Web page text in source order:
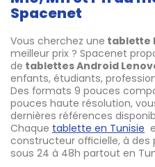
Spacenet
Vous cherchez une tablette
meilleur prix ? Spacenet
de tablettes Android
enfants, étudiants,
Des formats 9 pouces
pouces haute résolution,
dernières références
Chaque tablette en Tunisie
constructeur officielle, à des
sous 24 à 48h partout en